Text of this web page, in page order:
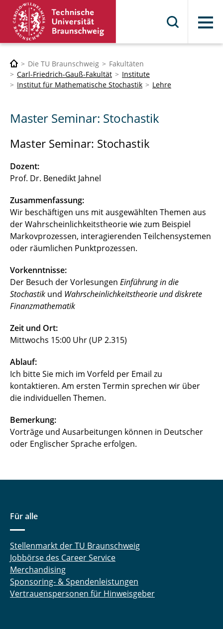
Menü
Die TU Braunschweig
Fakultäten
Carl-Friedrich-Gauß-Fakultät
Institute
Institut für Mathematische Stochastik
Lehre
Master Seminar: Stochastik
Master Seminar: Stochastik
Dozent:
Prof. Dr. Benedikt Jahnel
Zusammenfassung:
Wir beschäftigen uns mit ausgewählten Themen aus
der Wahrscheinlichkeitstheorie wie zum Beispiel
Markovprozessen, interagierenden Teilchensystemen
oder räumlichen Punktprozessen.
Vorkenntnisse:
Der Besuch der Vorlesungen Einführung in die
Stochastik und Wahrscheinlichkeitstheorie und diskrete
Finanzmathematik
Zeit und Ort:
Mittwochs 15:00 Uhr (UP 2.315)
Ablauf:
Ich bitte Sie mich im Vorfeld per Email zu
kontaktieren. Am ersten Termin sprechen wir über
die individuellen Themen.
Bemerkung:
Vorträge und Ausarbeitungen können in Deutscher
oder Englischer Sprache erfolgen.
Für alle
Stellenmarkt der TU Braunschweig
Jobbörse des Career Service
Merchandising
Sponsoring- & Spendenleistungen
Vertrauenspersonen für Hinweisgeber